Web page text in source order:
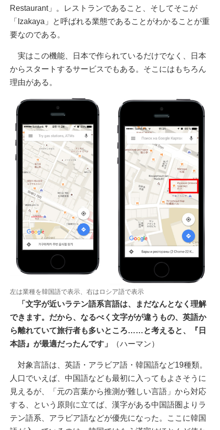
Restaurant」。レストランであること、そしてそこが
「Izakaya」と呼ばれる業態であることがわかることが重
要なのである。
実はこの機能、日本で作られているだけでなく、日本
からスタートするサービスでもある。そこにはもちろん
理由がある。
左は業種を韓国語で表示、右はロシア語で表示
「文字が近いラテン語系言語は、まだなんとなく理解
できます。だから、なるべく文字がが違うもの、英語か
ら離れていて旅行者も多いところ……と考えると、『日
本語』が最適だったんです」
（ハーマン）
対象言語は、英語・アラビア語・韓国語など19種類。
人口でいえば、中国語なども最初に入ってもよさそうに
見えるが、「元の言葉から推測が難しい言語」から対応
する、という原則に立てば、漢字がある中国語圏よりラ
テン語系、アラビア語などが優先になった。ここに韓国